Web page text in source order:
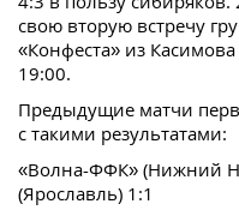
свою вторую встречу
«Конфеста» из
19:00.
Предыдущие матчи
с такими результатами:
«Волна-ФФК» (Нижний
(Ярославль) 1:1